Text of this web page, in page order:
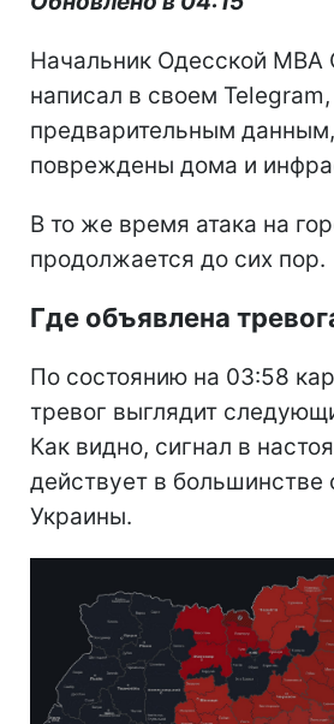
Начальник Одесской МВА
написал в своем Telegram,
предварительным
повреждены дома и
В то же время атака на
продолжается до сих пор.
Где объявлена
По состоянию на 03:58
тревог выглядит
Как видно, сигнал в
действует в большинстве
Украины.